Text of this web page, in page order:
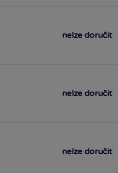
nelze doručit
nelze doručit
nelze doručit